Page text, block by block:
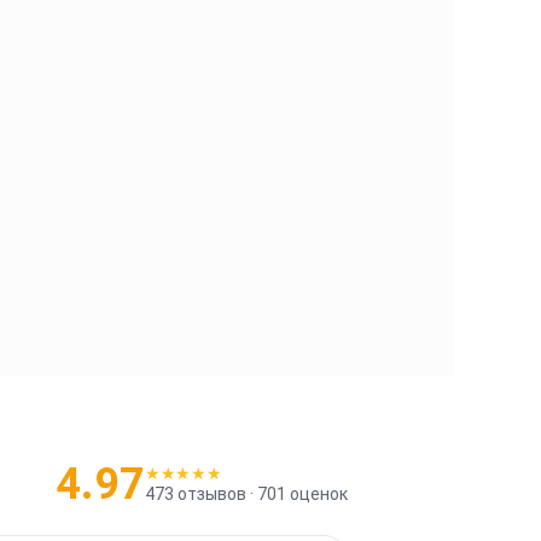
4.97★★★★★
473 отзывов · 701 оценок